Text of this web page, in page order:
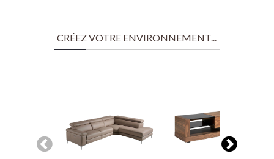
CRÉEZ VOTRE ENVIRONNEMENT...